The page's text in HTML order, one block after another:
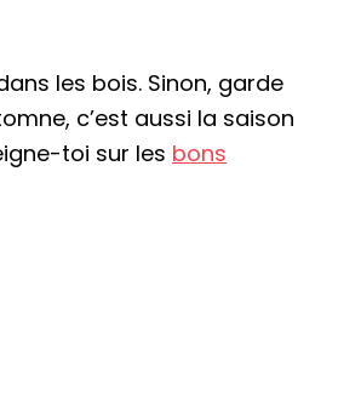
les bois. Sinon, garde
c’est aussi la saison
toi sur les bons